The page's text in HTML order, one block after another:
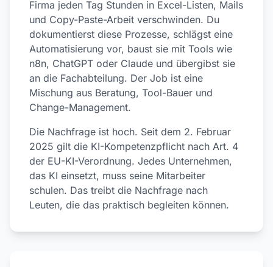
Firma jeden Tag Stunden in Excel-Listen, Mails
und Copy-Paste-Arbeit verschwinden. Du
dokumentierst diese Prozesse, schlägst eine
Automatisierung vor, baust sie mit Tools wie
n8n, ChatGPT oder Claude und übergibst sie
an die Fachabteilung. Der Job ist eine
Mischung aus Beratung, Tool-Bauer und
Change-Management.
Die Nachfrage ist hoch. Seit dem 2. Februar
2025 gilt die KI-Kompetenzpflicht nach Art. 4
der EU-KI-Verordnung. Jedes Unternehmen,
das KI einsetzt, muss seine Mitarbeiter
schulen. Das treibt die Nachfrage nach
Leuten, die das praktisch begleiten können.